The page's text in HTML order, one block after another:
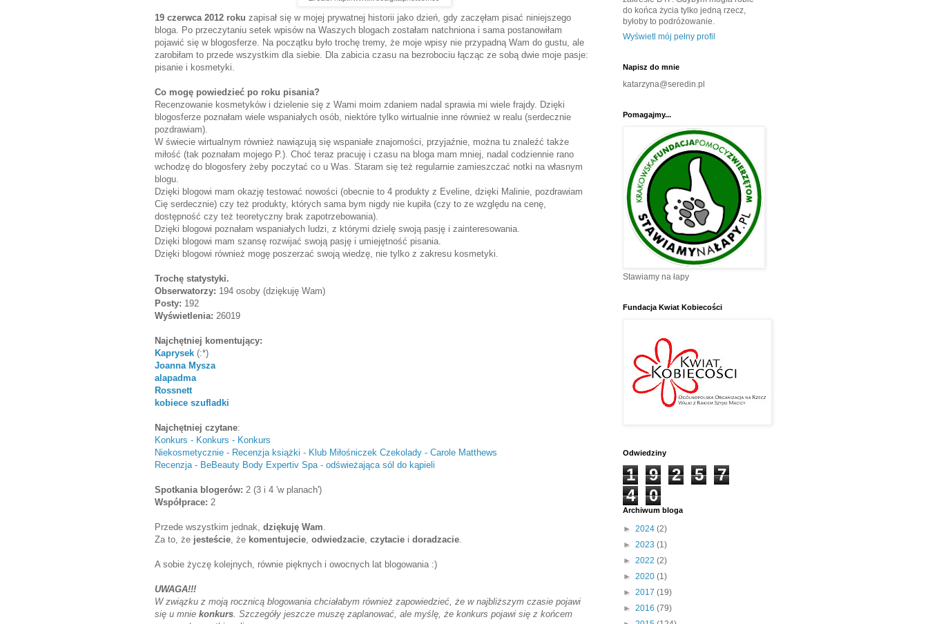
19 czerwca 2012 roku zapisał się w mojej prywatnej historii jako dzień, gdy zaczęłam pisać niniejszego
bloga. Po przeczytaniu setek wpisów na Waszych blogach zostałam natchniona i sama postanowiłam
pojawić się w blogosferze. Na początku było trochę tremy, że moje wpisy nie przypadną Wam do gustu, ale
zarobiłam to przede wszystkim dla siebie. Dla zabicia czasu na bezrobociu łącząc ze sobą dwie moje pasje:
pisanie i kosmetyki.
Co mogę powiedzieć po roku pisania?
Recenzowanie kosmetyków i dzielenie się z Wami moim zdaniem nadal sprawia mi wiele frajdy. Dzięki
blogosferze poznałam wiele wspaniałych osób, niektóre tylko wirtualnie inne również w realu (serdecznie
pozdrawiam).
W świecie wirtualnym również nawiązują się wspaniałe znajomości, przyjaźnie, można tu znaleźć także
miłość (tak poznałam mojego P.). Choć teraz pracuję i czasu na bloga mam mniej, nadal codziennie rano
wchodzę do blogosfery żeby poczytać co u Was. Staram się też regularnie zamieszczać notki na własnym
blogu.
Dzięki blogowi mam okazję testować nowości (obecnie to 4 produkty z Eveline, dzięki Malinie, pozdrawiam
Cię serdecznie) czy też produkty, których sama bym nigdy nie kupiła (czy to ze względu na cenę,
dostępność czy też teoretyczny brak zapotrzebowania).
Dzięki blogowi poznałam wspaniałych ludzi, z którymi dzielę swoją pasję i zainteresowania.
Dzięki blogowi mam szansę rozwijać swoją pasję i umiejętność pisania.
Dzięki blogowi również mogę poszerzać swoją wiedzę, nie tylko z zakresu kosmetyki.
Trochę statystyki.
Obserwatorzy: 194 osoby (dziękuję Wam)
Posty: 192
Wyświetlenia: 26019
Najchętniej komentujący:
Kaprysek (:*)
Joanna Mysza
alapadma
Rossnett
kobiece szufladki
Najchętniej czytane:
Konkurs - Konkurs - Konkurs
Niekosmetycznie - Recenzja książki - Klub Miłośniczek Czekolady - Carole Matthews
Recenzja - BeBeauty Body Expertiv Spa - odświeżająca sól do kąpieli
Spotkania blogerów: 2 (3 i 4 'w planach')
Współprace: 2
Przede wszystkim jednak, dziękuję Wam
Za to, że jesteście , że komentujecie odwiedzacie czytacie i doradzacie
A sobie życzę kolejnych, równie pięknych i owocnych lat blogowania :)
UWAGA!!!
W związku z moją rocznicą blogowania chciałabym również zapowiedzieć, że w najbliższym czasie pojawi
się u mnie konkurs . Szczegóły jeszcze muszę zaplanować, ale myślę, że konkurs pojawi się z końcem
do końca życia tylko jedną rzecz,
byłoby to podróżowanie.
Wyświetl mój pełny profil
Napisz do mnie
katarzyna@seredin.pl
Pomagajmy...
Stawiamy na łapy
Fundacja Kwiat Kobiecości
Odwiedziny
1 9 2 5
7
4
0
Archiwum bloga
► 2024 (2)
► 2023 (1)
► 2022 (2)
► 2020 (1)
► 2017 (19)
► 2016 (79)